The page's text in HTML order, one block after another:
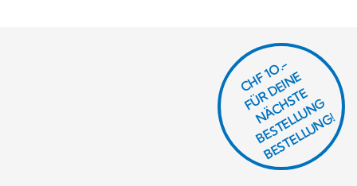
CHF 1O.-
F
Ü
R
D
EI
N
E
N
Ä
C
H
S
T
E
B
E
S
T
E
L
L
U
N
G
B
E
S
T
E
L
L
U
N
G!